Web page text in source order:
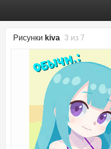
Рисунки kiva 3 из 7